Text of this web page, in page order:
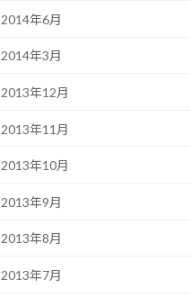
2014年6月
2014年3月
2013年12月
2013年11月
2013年10月
2013年9月
2013年8月
2013年7月